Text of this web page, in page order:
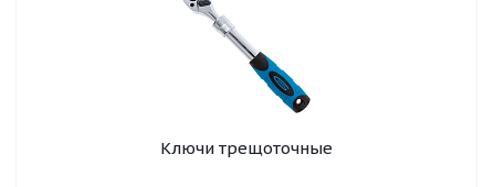
Ключи трещоточные